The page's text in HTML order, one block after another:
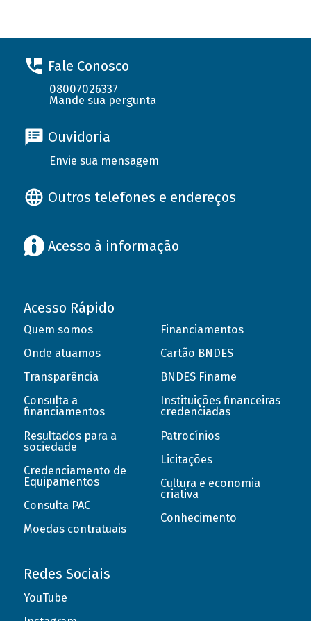
Fale Conosco
08007026337
Mande sua pergunta
Ouvidoria
Envie sua mensagem
Outros telefones e endereços
Acesso à informação
Acesso Rápido
Quem somos
Onde atuamos
Transparência
Consulta a
financiamentos
Resultados para a
sociedade
Credenciamento de
Equipamentos
Consulta PAC
Moedas contratuais
Financiamentos
Cartão BNDES
BNDES Finame
Instituições financeiras
credenciadas
Patrocínios
Licitações
Cultura e economia
criativa
Conhecimento
Redes Sociais
YouTube